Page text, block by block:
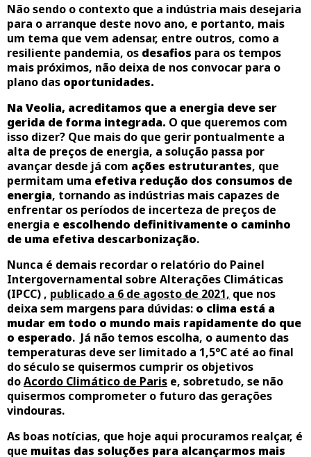
Não sendo o contexto que a indústria mais desejaria
para o arranque deste novo ano, e portanto, mais
um tema que vem adensar, entre outros, como a
resiliente pandemia, os desafios para os tempos
mais próximos, não deixa de nos convocar para o
plano das oportunidades.
Na Veolia, acreditamos que a energia deve ser
gerida de forma integrada. O que queremos com
isso dizer? Que mais do que gerir pontualmente a
alta de preços de energia, a solução passa por
avançar desde já com ações estruturantes, que
permitam uma efetiva redução dos consumos de
energia, tornando as indústrias mais capazes de
enfrentar os períodos de incerteza de preços de
energia e escolhendo definitivamente o caminho
de uma efetiva descarbonização.
Nunca é demais recordar o relatório do Painel
Intergovernamental sobre Alterações Climáticas
(IPCC) , publicado a 6 de agosto de 2021, que nos
deixa sem margens para dúvidas: o clima está a
mudar em todo o mundo mais rapidamente do que
o esperado. Já não temos escolha, o aumento das
temperaturas deve ser limitado a 1,5°C até ao final
do século se quisermos cumprir os objetivos
doAcordo Climático de Paris e, sobretudo, se não
quisermos comprometer o futuro das gerações
vindouras.
As boas notícias, que hoje aqui procuramos realçar, é
que muitas das soluções para alcançarmos mais